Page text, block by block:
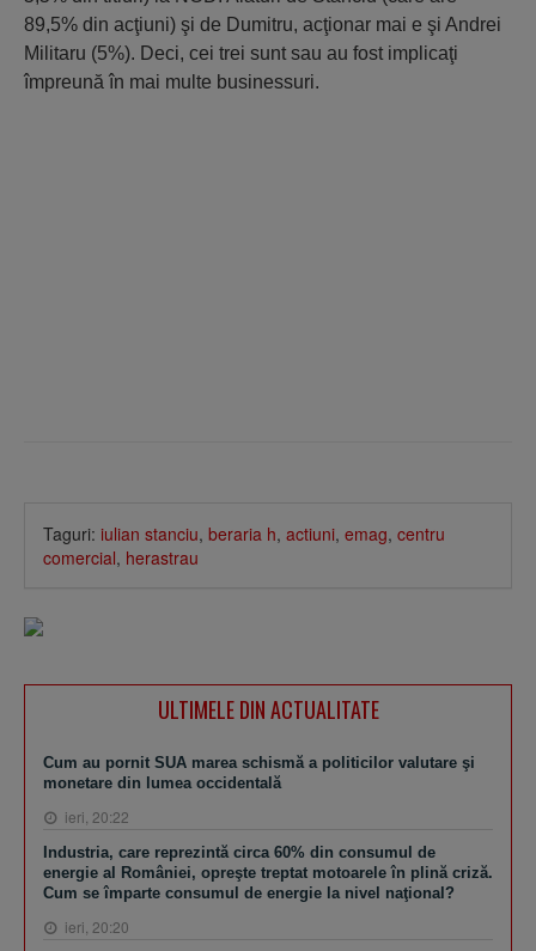
89,5% din acţiuni) şi de Dumitru, acţionar mai e şi Andrei
Militaru (5%). Deci, cei trei sunt sau au fost implicaţi
împreună în mai multe businessuri.
Taguri: iulian stanciu, beraria h, actiuni, emag, centru
comercial, herastrau
ULTIMELE DIN ACTUALITATE
Cum au pornit SUA marea schismă a politicilor valutare şi
monetare din lumea occidentală
ieri, 20:22
Industria, care reprezintă circa 60% din consumul de
energie al României, opreşte treptat motoarele în plină criză.
Cum se împarte consumul de energie la nivel naţional?
ieri, 20:20